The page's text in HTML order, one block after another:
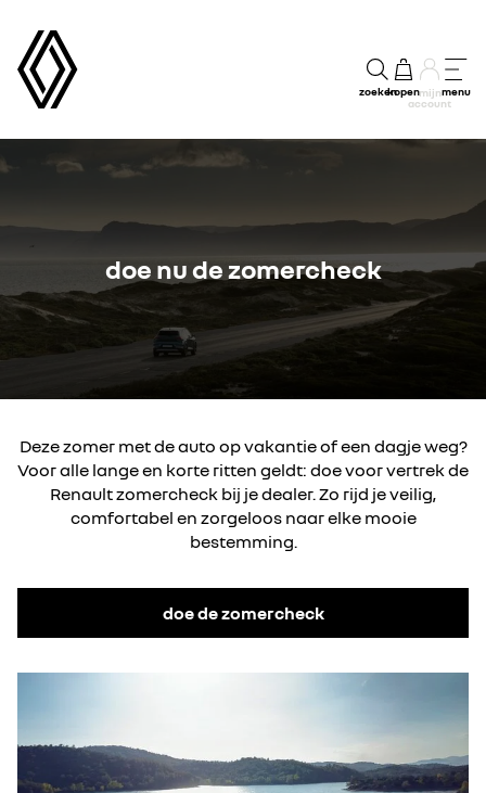
zoekenkopenmijn
account
menu
doe nu de zomercheck
Deze zomer met de auto op vakantie of een dagje weg?
Voor alle lange en korte ritten geldt: doe voor vertrek de
Renault zomercheck bij je dealer. Zo rijd je veilig,
comfortabel en zorgeloos naar elke mooie
bestemming.
doe de zomercheck